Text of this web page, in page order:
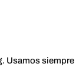
Usamos siempre